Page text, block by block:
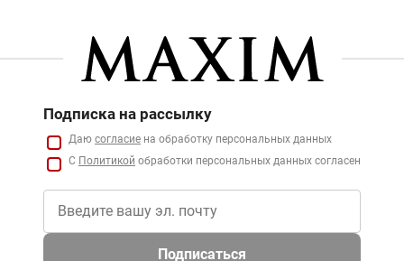
Подписка на рассылку
Даю согласие на обработку персональных данных
С Политикой обработки персональных данных согласен
Подписаться